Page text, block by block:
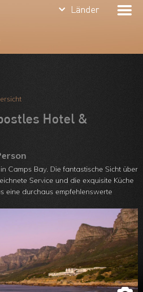
keyboard_arrow_down Länder
Simbabwe
Tansania &
Sansibar
Ruanda
Uganda
Äthiopien
keyboard_arrow_down Länder
Hotel &
Camps Bay. Die fantastische Sicht über
Service und die exquisite Küche
eine durchaus empfehlens­werte